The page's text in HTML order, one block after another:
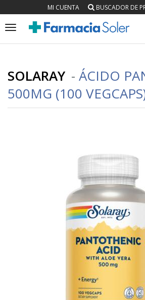
MI CUENTA BUSCADOR DE
Toggle
SOLARAY - ÁCIDO
500MG (100